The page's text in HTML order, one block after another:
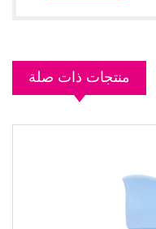
منتجات ذات صلة